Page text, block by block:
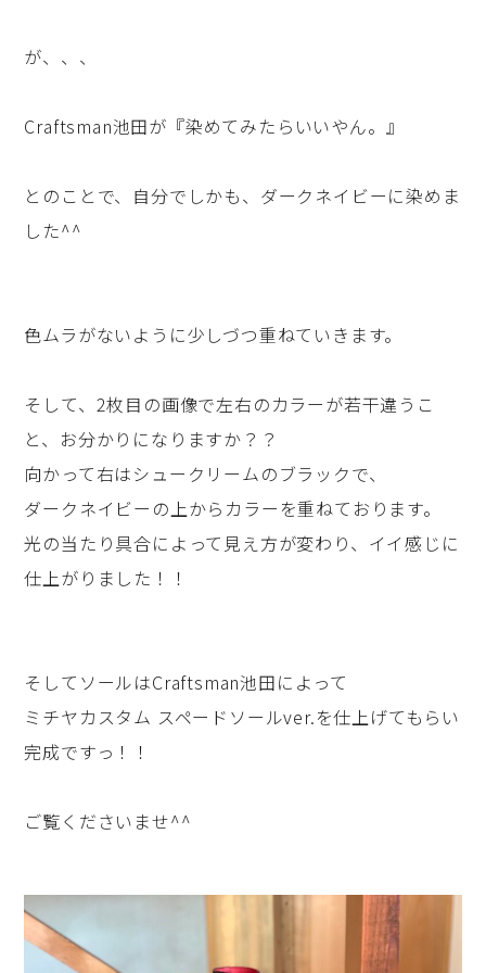
が、、、
Craftsman池田が『染めてみたらいいやん。』
とのことで、自分でしかも、ダークネイビーに染めま
した^^
色ムラがないように少しづつ重ねていきます。
そして、2枚目の画像で左右のカラーが若干違うこ
と、お分かりになりますか？？
向かって右はシュークリームのブラックで、
ダークネイビーの上からカラーを重ねております。
光の当たり具合によって見え方が変わり、イイ感じに
仕上がりました！！
そしてソールはCraftsman池田によって
ミチヤカスタム スペードソールver.を仕上げてもらい
完成ですっ！！
ご覧くださいませ^^